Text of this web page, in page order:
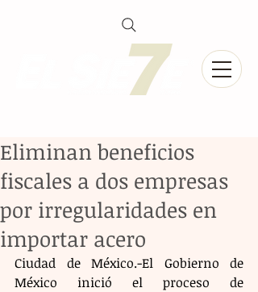
Eliminan beneficios
fiscales a dos empresas
por irregularidades en
importar acero
Ciudad de México.-El Gobierno de
México inició el proceso de